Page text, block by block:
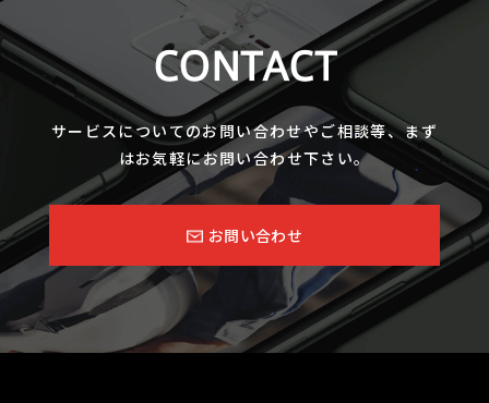
CONTACT
サービスについてのお問い合わせやご相談等、まず
はお気軽にお問い合わせ下さい。
お問い合わせ